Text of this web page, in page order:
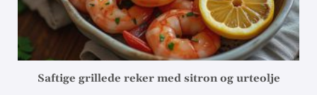
Saftige grillede reker med sitron og urteolje